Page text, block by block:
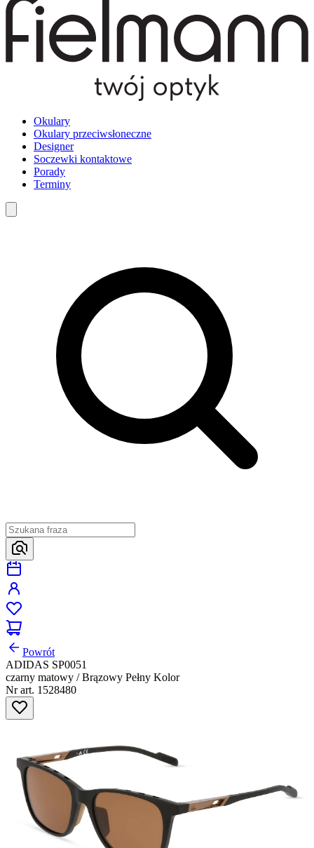
Okulary
Okulary przeciwsłoneczne
Designer
Soczewki kontaktowe
Porady
Terminy
Powrót
ADIDAS SP0051
czarny matowy / Brązowy Pełny Kolor
Nr art. 1528480